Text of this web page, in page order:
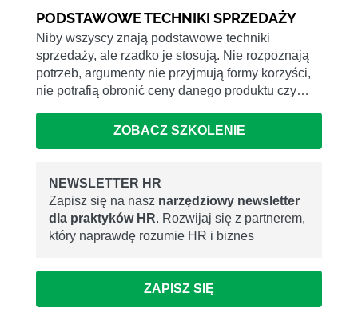
PODSTAWOWE TECHNIKI SPRZEDAŻY
Niby wszyscy znają podstawowe techniki
sprzedaży, ale rzadko je stosują. Nie rozpoznają
potrzeb, argumenty nie przyjmują formy korzyści,
nie potrafią obronić ceny danego produktu czy…
ZOBACZ SZKOLENIE
NEWSLETTER HR
Zapisz się na nasz narzędziowy newsletter
dla praktyków HR. Rozwijaj się z partnerem,
który naprawdę rozumie HR i biznes
ZAPISZ SIĘ